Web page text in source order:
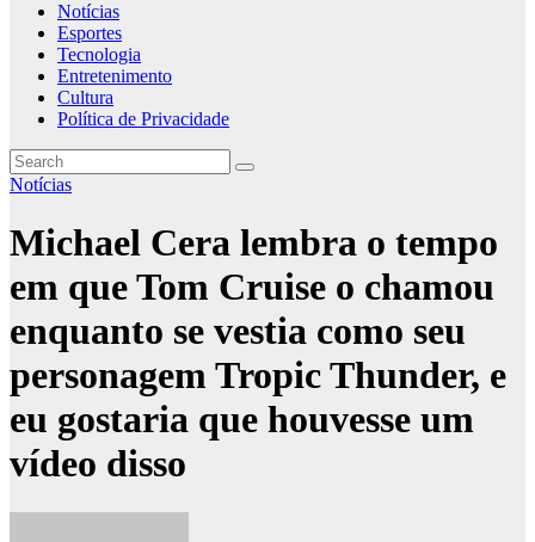
Notícias
Esportes
Tecnologia
Entretenimento
Cultura
Política de Privacidade
Notícias
Michael Cera lembra o tempo
em que Tom Cruise o chamou
enquanto se vestia como seu
personagem Tropic Thunder, e
eu gostaria que houvesse um
vídeo disso